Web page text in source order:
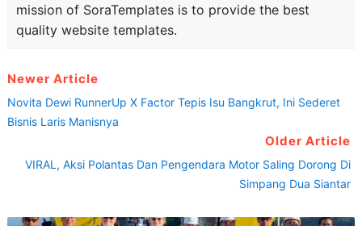
mission of SoraTemplates is to provide the best
quality website templates.
Newer Article
Novita Dewi RunnerUp X Factor Tepis Isu Bangkrut, Ini Sederet
Bisnis Laris Manisnya
Older Article
VIRAL, Aksi Polantas Dan Pengendara Motor Saling Dorong Di
Simpang Dua Siantar